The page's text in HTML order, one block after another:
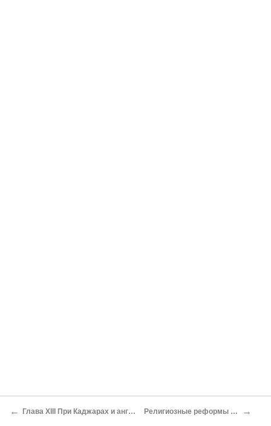
← Глава XIII При Каджарах и англичанах Религиозные реформы парсов →